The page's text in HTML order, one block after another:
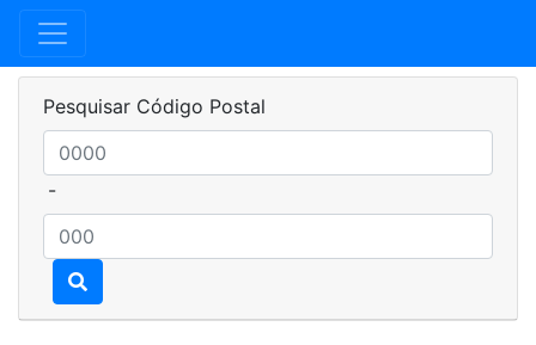
Pesquisar Código Postal
-